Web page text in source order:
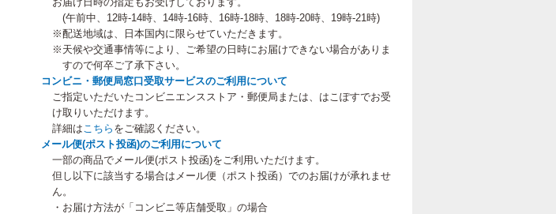
お届け日時の指定もお受けしております。
(午前中、12時-14時、14時-16時、16時-18時、18時-20時、19時-21時)
※配送地域は、日本国内に限らせていただきます。
※天候や交通事情等により、ご希望の日時にお届けできない場合がありま
すので何卒ご了承下さい。
コンビニ・郵便局窓口受取サービスのご利用について
ご指定いただいたコンビニエンスストア・郵便局または、はこぽすでお受
け取りいただけます。
詳細はこちら をご確認ください。
メール便(ポスト投函)のご利用について
一部の商品でメール便(ポスト投函)をご利用いただけます。
但し以下に該当する場合はメール便（ポスト投函）でのお届けが承れませ
ん。
・お届け方法が「コンビニ等店舗受取」の場合